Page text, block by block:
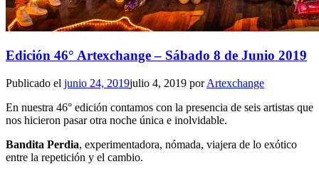
Edición 46° Artexchange – Sábado 8 de Junio 2019
Publicado el junio 24, 2019julio 4, 2019 porArtexchange
En nuestra 46° edición contamos con la presencia de seis artistas que
nos hicieron pasar otra noche única e inolvidable.
Bandita Perdia, experimentadora, nómada, viajera de lo exótico
entre la repetición y el cambio.